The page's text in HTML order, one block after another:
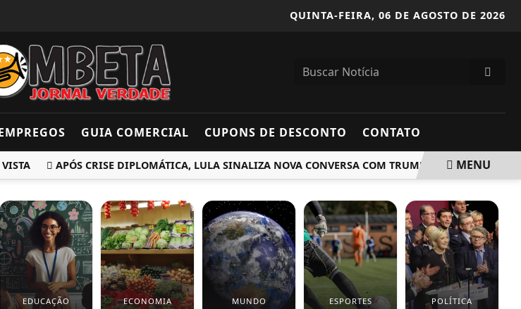
QUINTA-FEIRA, 06 DE AGOSTO DE 2026
GUIA COMERCIAL CUPONS DE DESCONTO CONTATO
APÓS CRISE DIPLOMÁTICA, LULA SINALIZA NOVA CONVERSA COM TRUMP CONSULTA
MENU
EDUCAÇÃO ECONOMIA MUNDO ESPORTES POLÍTICA